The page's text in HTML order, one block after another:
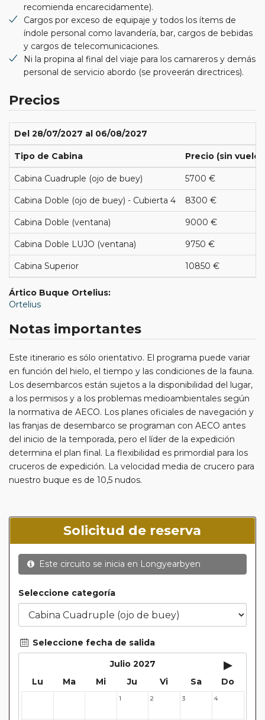
recomienda encarecidamente).
Cargos por exceso de equipaje y todos los ítems de
índole personal como lavandería, bar, cargos de bebidas
y cargos de telecomunicaciones.
Ni la propina al final del viaje para los camareros y demás
personal de servicio abordo (se proveerán directrices).
Precios
Del 28/07/2027 al 06/08/2027
Tipo de Cabina Precio (sin
Cabina Cuadruple (ojo de buey) 5700 €
Cabina Doble (ojo de buey) - Cubierta 4 8300 €
Cabina Doble (ventana) 9000 €
Cabina Doble LUJO (ventana) 9750 €
Cabina Superior 10850 €
Ártico Buque Ortelius:
Ortelius
Notas importantes
Este itinerario es sólo orientativo. El programa puede variar
en función del hielo, el tiempo y las condiciones de la fauna.
Los desembarcos están sujetos a la disponibilidad del lugar,
a los permisos y a los problemas medioambientales según
la normativa de AECO. Los planes oficiales de navegación y
las franjas de desembarco se programan con AECO antes
del inicio de la temporada, pero el líder de la expedición
determina el plan final. La flexibilidad es primordial para los
cruceros de expedición. La velocidad media de crucero para
nuestro buque es de 10,5 nudos.
Solicitud de reserva
Este circuito se inicia en Longyearbyen
Seleccione categoría
Seleccione fecha de salida
Julio 2027
▸
Lu Ma Mi Ju Vi Sa Do
1 2 3 4